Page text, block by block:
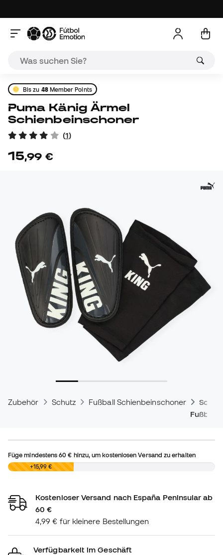
Bis zu 48Member Points
Puma Känig Ärmel
Schienbeinschoner
(1)
15,99 €
Zubehör Schutz Fußball Schienbeinschoner
Füge mindestens60 € hinzu, um kostenlosen Versand zu erhalten
0,00 € +15,99 €
Kostenloser Versand nach España Peninsular ab
60 €
4,99 € für kleinere Bestellungen
Verfügbarkeit im Geschäft